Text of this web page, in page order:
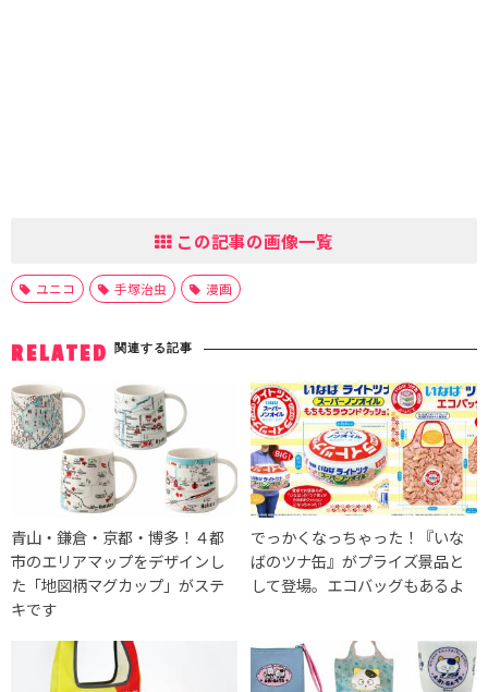
この記事の画像一覧
ユニコ 手塚治虫 漫画
RELATED 関連する記事
青山・鎌倉・京都・博多！４都
市のエリアマップをデザインし
た「地図柄マグカップ」がステ
キです
でっかくなっちゃった！『いな
ばのツナ缶』がプライズ景品と
して登場。エコバッグもあるよ